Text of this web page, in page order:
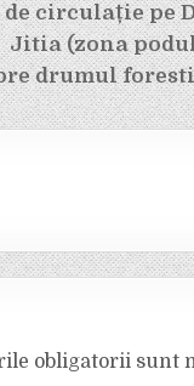
de circulație pe
Jitia (zona
drumul
obligatorii sunt